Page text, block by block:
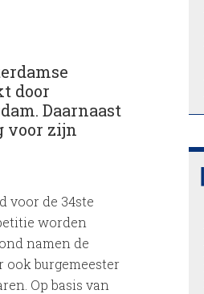
door
Daarnaast
voor zijn
voor de 34ste
worden
namen de
ook burgemeester
Op basis van